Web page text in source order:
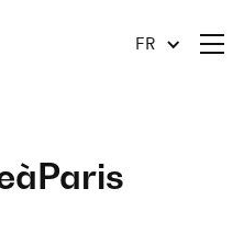
FR
àParis